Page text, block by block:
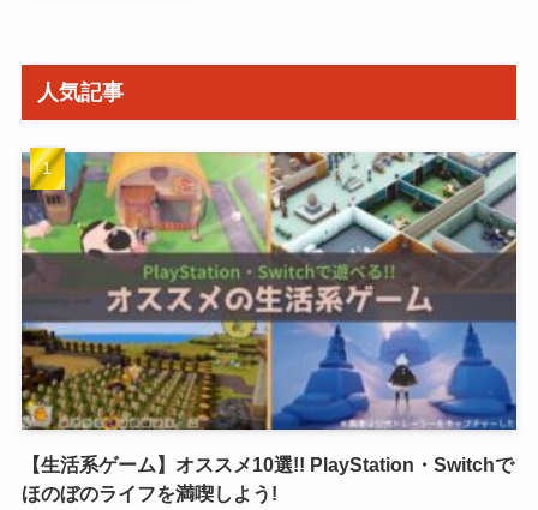
人気記事
【生活系ゲーム】オススメ10選!! PlayStation・Switchで
ほのぼのライフを満喫しよう!